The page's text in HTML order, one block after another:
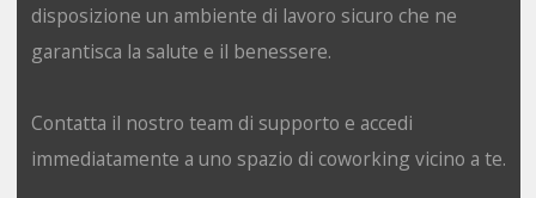
disposizione un ambiente di lavoro sicuro che ne
garantisca la salute e il benessere.
Contatta il nostro team di supporto e accedi
immediatamente a uno spazio di coworking vicino a te.